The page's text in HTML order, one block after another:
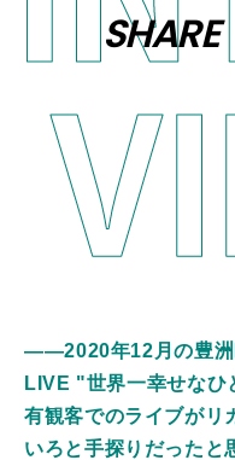
SHARE
――2020年12月の豊洲
LIVE "世界一幸せなひ
有観客でのライブがリ
いろと手探りだったと